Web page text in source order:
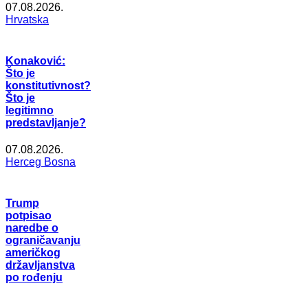
07.08.2026.
Hrvatska
Konaković:
Što je
konstitutivnost?
Što je
legitimno
predstavljanje?
07.08.2026.
Herceg Bosna
Trump
potpisao
naredbe o
ograničavanju
američkog
državljanstva
po rođenju